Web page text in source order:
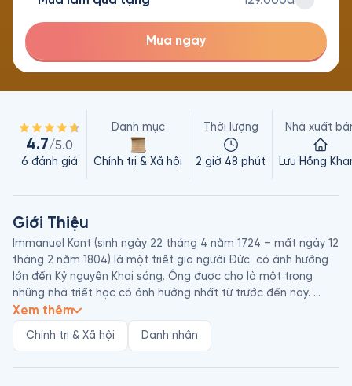
Mua ngay
4.7/5.0
6 đánh giá
Danh mục
Chính trị & Xã hội
Thời lượng
2 giờ 48 phút
Nhà xuất
Lưu Hồng
Giới Thiệu
Immanuel Kant (sinh ngày 22 tháng 4 năm 1724 – mất ngày 12
tháng 2 năm 1804) là một triết gia người Đức  có ảnh hưởng
lớn đến Kỷ nguyên Khai sáng. Ông được cho là một trong
những nhà triết học có ảnh hưởng nhất từ trước đến nay.
Trong học thuyết của mình về chủ nghĩa duy tâm siêu việt,
những thứ cảm nhận được; "Những vật tự thể" có tồn tại,
Xem thêm
Chính trị & Xã hội Danh nhân